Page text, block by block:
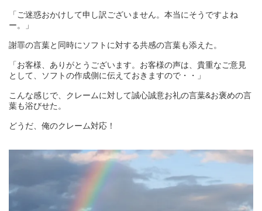
「ご迷惑おかけして申し訳ございません。本当にそうですよね
ー。」
謝罪の言葉と同時にソフトに対する共感の言葉も添えた。
「お客様、ありがとうございます。お客様の声は、貴重なご意見
として、ソフトの作成側に伝えておきますので・・」
こんな感じで、クレームに対して誠心誠意お礼の言葉&お褒めの言
葉も浴びせた。
どうだ、俺のクレーム対応！